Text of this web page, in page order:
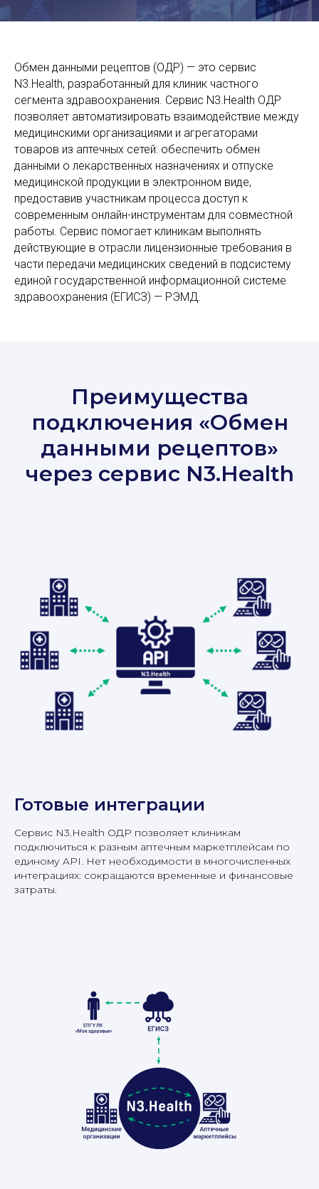
Обмен данными рецептов (ОДР) — это сервис
N3.Health, разработанный для клиник частного
сегмента здравоохранения. Сервис N3.Health ОДР
позволяет автоматизировать взаимодействие между
медицинскими организациями и агрегаторами
товаров из аптечных сетей: обеспечить обмен
данными о лекарственных назначениях и отпуске
медицинской продукции в электронном виде,
предоставив участникам процесса доступ к
современным онлайн-инструментам для совместной
работы. Сервис помогает клиникам выполнять
действующие в отрасли лицензионные требования в
части передачи медицинских сведений в подсистему
единой государственной информационной системе
здравоохранения (ЕГИСЗ) — РЭМД.
Преимущества
подключения «Обмен
данными рецептов»
через сервис N3.Health
Готовые интеграции
Сервис N3.Health ОДР позволяет клиникам
подключиться к разным аптечным маркетплейсам по
единому API. Нет необходимости в многочисленных
интеграциях: сокращаются временные и финансовые
затраты.